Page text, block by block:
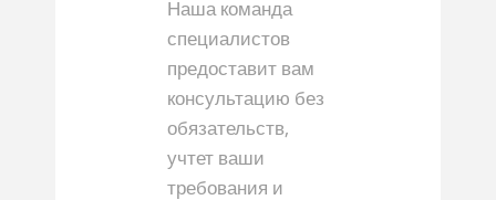
Наша команда
специалистов
предоставит вам
консультацию без
обязательств,
учтет ваши
требования и